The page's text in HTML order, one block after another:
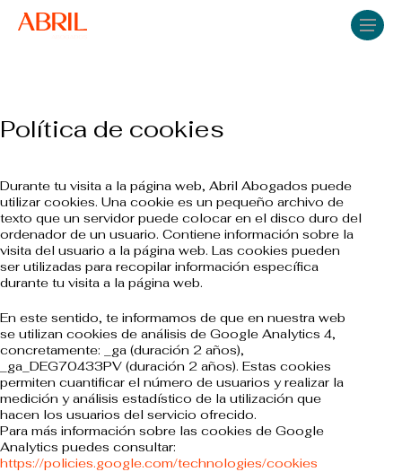
Menu
Política de cookies
Durante tu visita a la página web, Abril Abogados puede
utilizar cookies. Una cookie es un pequeño archivo de
texto que un servidor puede colocar en el disco duro del
ordenador de un usuario. Contiene información sobre la
visita del usuario a la página web. Las cookies pueden
ser utilizadas para recopilar información específica
durante tu visita a la página web.
En este sentido, te informamos de que en nuestra web
se utilizan cookies de análisis de Google Analytics 4,
concretamente: _ga (duración 2 años),
_ga_DEG70433PV (duración 2 años). Estas cookies
permiten cuantificar el número de usuarios y realizar la
medición y análisis estadístico de la utilización que
hacen los usuarios del servicio ofrecido.
Para más información sobre las cookies de Google
Analytics puedes consultar:
https://policies.google.com/technologies/cookies